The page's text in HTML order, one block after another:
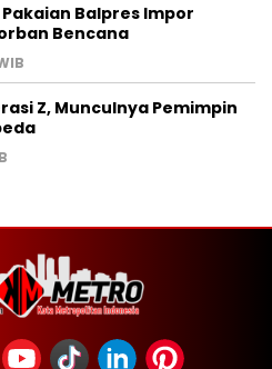
Balpres Impor
Bencana
Z, Munculnya Pemimpin